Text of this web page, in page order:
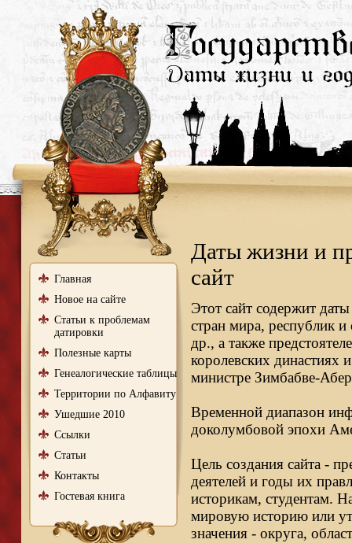
Главная
Новое на сайте
Статьи к проблемам
датировки
Полезные карты
Генеалогические таблицы
Территории по Алфавиту
Ушедшие 2010
Ссылки
Статьи
Контакты
Гостевая книга
Даты жизни и
сайт
Этот сайт содержит
стран мира, республик и
др., а также
королевских династиях
министре Зимбабве-
Временной диапазон
доколумбовой эпохи
Цель создания сайта -
деятелей и годы их
историкам, студентам.
мировую историю или
значения - округа,